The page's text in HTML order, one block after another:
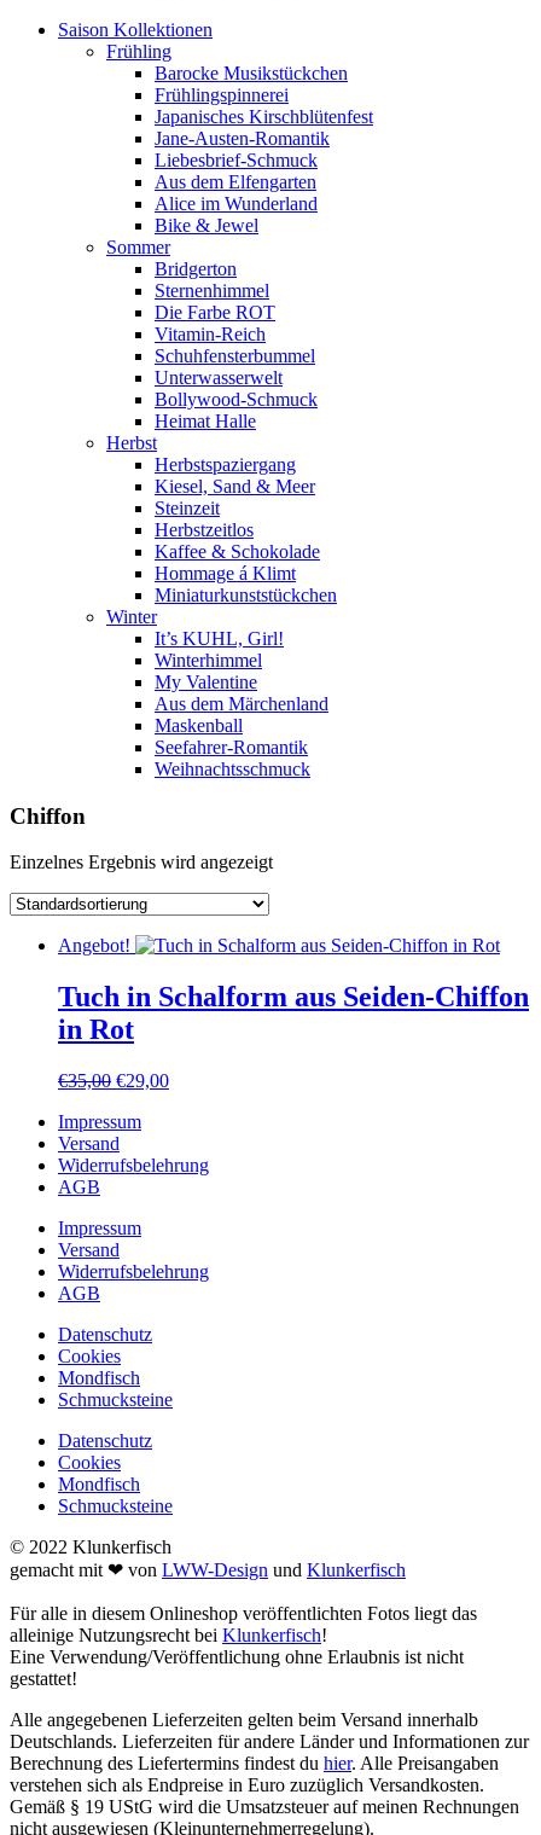
Saison Kollektionen
Frühling
Barocke Musikstückchen
Frühlingspinnerei
Japanisches Kirschblütenfest
Jane-Austen-Romantik
Liebesbrief-Schmuck
Aus dem Elfengarten
Alice im Wunderland
Bike & Jewel
Sommer
Bridgerton
Sternenhimmel
Die Farbe ROT
Vitamin-Reich
Schuhfensterbummel
Unterwasserwelt
Bollywood-Schmuck
Heimat Halle
Herbst
Herbstspaziergang
Kiesel, Sand & Meer
Steinzeit
Herbstzeitlos
Kaffee & Schokolade
Hommage á Klimt
Miniaturkunststückchen
Winter
It’s KUHL, Girl!
Winterhimmel
My Valentine
Aus dem Märchenland
Maskenball
Seefahrer-Romantik
Weihnachtsschmuck
Chiffon
Einzelnes Ergebnis wird angezeigt
Angebot!
Tuch in Schalform aus Seiden-Chiffon
in Rot
€35,00 Ursprünglicher
war:
€35,00
€29,00Aktueller
Impressum
Versand
Widerrufsbelehrung
AGB
Impressum
Versand
Widerrufsbelehrung
AGB
Datenschutz
Cookies
Mondfisch
Schmucksteine
Datenschutz
Cookies
Mondfisch
Schmucksteine
© 2022 Klunkerfisch
gemacht mit ❤ von LWW-Design und Klunkerfisch
Für alle in diesem Onlineshop veröffentlichten Fotos liegt das
alleinige Nutzungsrecht bei Klunkerfisch!
Eine Verwendung/Veröffentlichung ohne Erlaubnis ist nicht
gestattet!
Alle angegebenen Lieferzeiten gelten beim Versand innerhalb
Deutschlands. Lieferzeiten für andere Länder und Informationen zur
Berechnung des Liefertermins findest du hier. Alle Preisangaben
verstehen sich als Endpreise in Euro zuzüglich Versandkosten.
Gemäß § 19 UStG wird die Umsatzsteuer auf meinen Rechnungen
nicht ausgewiesen (Kleinunternehmerregelung).